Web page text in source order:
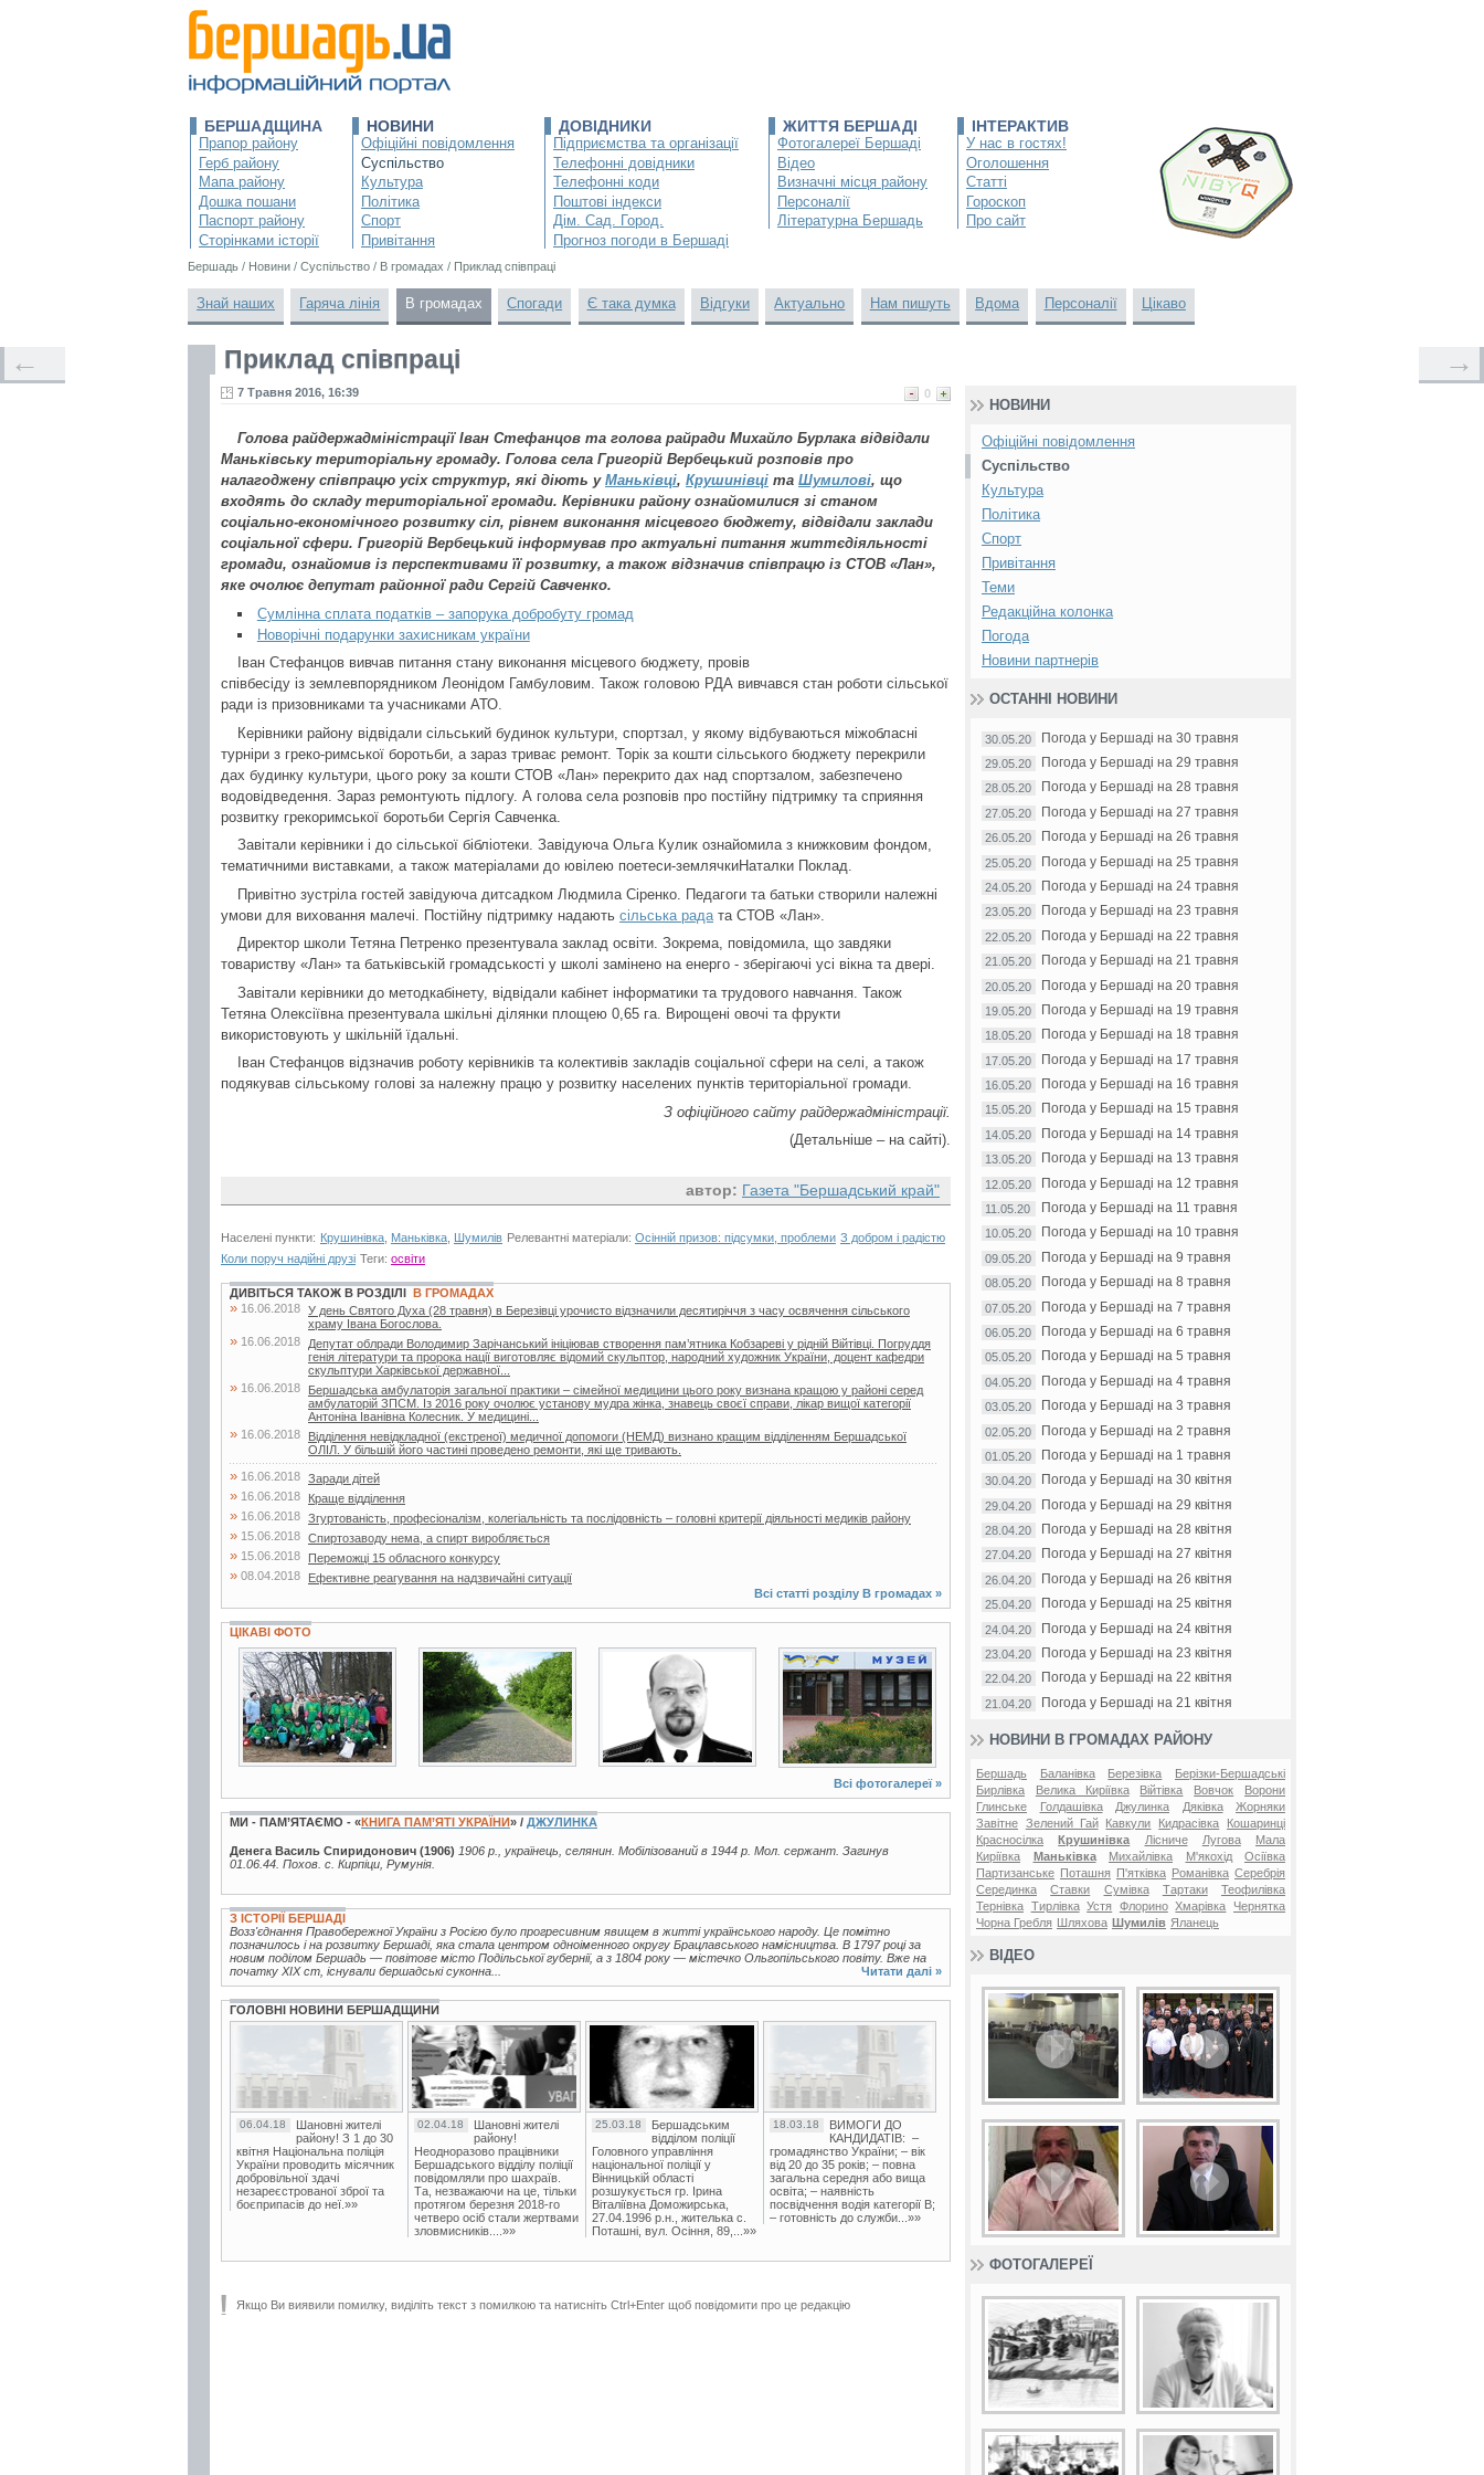
БЕРШАДЩИНА
Прапор району
Герб району
Мапа району
Дошка пошани
Паспорт району
Сторінками історії
НОВИНИ
Офіційні повідомлення
Суспільство
Культура
Політика
Спорт
Привітання
ДОВІДНИКИ
Підприємства та організації
Телефонні довідники
Телефонні коди
Поштові індекси
Дім. Сад. Город.
Прогноз погоди в Бершаді
ЖИТТЯ БЕРШАДІ
Фотогалереї Бершаді
Відео
Визначні місця району
Персоналії
Літературна Бершадь
ІНТЕРАКТИВ
У нас в гостях!
Оголошення
Статті
Гороскоп
Про сайт
Бершадь / Новини / Суспільство / В громадах / Приклад співпраці
Знай наших Гаряча лінія В громадах Спогади Є така думка Відгуки Актуально Нам пишуть Вдома Персоналії Цікаво
Приклад співпраці
0
7 Травня 2016, 16:39
Голова райдержадміністрації Іван Стефанцов та голова райради Михайло Бурлака відвідали
Маньківську територіальну громаду. Голова села Григорій Вербецький розповів про
налагоджену співпрацю усіх структур, які діють у Маньківці, Крушинівці та Шумилові, що
входять до складу територіальної громади. Керівники району ознайомилися зі станом
соціально-економічного розвитку сіл, рівнем виконання місцевого бюджету, відвідали заклади
соціальної сфери. Григорій Вербецький інформував про актуальні питання життєдіяльності
громади, ознайомив із перспективами її розвитку, а також відзначив співпрацю із СТОВ «Лан»,
яке очолює депутат районної ради Сергій Савченко.
Сумлінна сплата податків – запорука добробуту громад
Новорічні подарунки захисникам україни
Іван Стефанцов вивчав питання стану виконання місцевого бюджету, провів
співбесіду із землевпорядником Леонідом Гамбуловим. Також головою РДА вивчався стан роботи сільської
ради із призовниками та учасниками АТО.
Керівники району відвідали сільський будинок культури, спортзал, у якому відбуваються міжобласні
турніри з греко-римської боротьби, а зараз триває ремонт. Торік за кошти сільського бюджету перекрили
дах будинку культури, цього року за кошти СТОВ «Лан» перекрито дах над спортзалом, забезпечено
водовідведення. Зараз ремонтують підлогу. А голова села розповів про постійну підтримку та сприяння
розвитку грекоримської боротьби Сергія Савченка.
Завітали керівники і до сільської бібліотеки. Завідуюча Ольга Кулик ознайомила з книжковим фондом,
тематичними виставками, а також матеріалами до ювілею поетеси-землячкиНаталки Поклад.
Привітно зустріла гостей завідуюча дитсадком Людмила Сіренко. Педагоги та батьки створили належні
умови для виховання малечі. Постійну підтримку надають сільська рада та СТОВ «Лан».
Директор школи Тетяна Петренко презентувала заклад освіти. Зокрема, повідомила, що завдяки
товариству «Лан» та батьківській громадськості у школі замінено на енерго - зберігаючі усі вікна та двері.
Завітали керівники до методкабінету, відвідали кабінет інформатики та трудового навчання. Також
Тетяна Олексіївна презентувала шкільні ділянки площею 0,65 га. Вирощені овочі та фрукти
використовують у шкільній їдальні.
Іван Стефанцов відзначив роботу керівників та колективів закладів соціальної сфери на селі, а також
подякував сільському голові за належну працю у розвитку населених пунктів територіальної громади.
З офіційного сайту райдержадміністрації.
(Детальніше – на сайті).
автор: Газета "Бершадський край"
Населені пункти: Крушинівка Маньківка Шумилів Релевантні матеріали: Осінній призов: підсумки, проблеми З добром і радістю
Коли поруч надійні друзі Теги: освіти
← →
ДИВІТЬСЯ ТАКОЖ В РОЗДІЛІ В ГРОМАДАХ
» 16.06.2018 У день Святого Духа (28 травня) в Березівці урочисто відзначили десятиріччя з часу освячення сільського
храму Івана Богослова.
» 16.06.2018
Депутат облради Володимир Зарічанський ініціював створення пам’ятника Кобзареві у рідній Війтівці. Погруддя
генія літератури та пророка нації виготовляє відомий скульптор, народний художник України, доцент кафедри
скульптури Харківської державної...
» 16.06.2018
Бершадська амбулаторія загальної практики – сімейної медицини цього року визнана кращою у районі серед
амбулаторій ЗПСМ. Із 2016 року очолює установу мудра жінка, знавець своєї справи, лікар вищої категорії
Антоніна Іванівна Колесник. У медицині...
» 16.06.2018
Відділення невідкладної (екстреної) медичної допомоги (НЕМД) визнано кращим відділенням Бершадської
ОЛІЛ. У більшій його частині проведено ремонти, які ще тривають.
» 16.06.2018 Заради дітей
» 16.06.2018 Краще відділення
» 16.06.2018 Згуртованість, професіоналізм, колегіальність та послідовність – головні критерії діяльності медиків району
» 15.06.2018 Спиртозаводу нема, а спирт виробляється
» 15.06.2018 Переможці 15 обласного конкурсу
» 08.04.2018
Ефективне реагування на надзвичайні ситуації
Всі статті розділу В громадах »
ЦІКАВІ ФОТО
5 фото 11 фото 2 фото 13 фото
Всі фотогалереї »
МИ - ПАМ’ЯТАЄМО - «КНИГА ПАМ’ЯТІ УКРАЇНИ» / ДЖУЛИНКА
Денега Василь Спиридонович (1906) 1906 р., українець, селянин. Мобілізований в 1944 р. Мол. сержант. Загинув
01.06.44. Похов. с. Кирпіци, Румунія.
З ІСТОРІЇ БЕРШАДІ
Возз'єднання Правобережної України з Росією було прогресивним явищем в житті українського народу. Це помітно
позначилось і на розвитку Бершаді, яка стала центром одноіменного округу Брацлавського намісництва. В 1797 році за
новим поділом Бершадь — повітове місто Подільської губернії, а з 1804 року — містечко Ольгопільського повіту. Вже на
початку XIX ст, існували бершадські суконна...
Читати далі »
ГОЛОВНІ НОВИНИ БЕРШАДЩИНИ
06.04.18
Шановні жителі
району! З 1 до 30
квітня Національна поліція
України проводить місячник
добровільної здачі
незареєстрованої зброї та
боєприпасів до неї.»»
02.04.18
Шановні жителі
району!
Неодноразово працівники
Бершадського відділу поліції
повідомляли про шахраїв.
Та, незважаючи на це, тільки
протягом березня 2018-го
четверо осіб стали жертвами
зловмисників....»»
25.03.18
Бершадським
відділом поліції
Головного управління
національної поліції у
Вінницькій області
розшукується гр. Ірина
Віталіївна Доможирська,
27.04.1996 р.н., жителька с.
Поташні, вул. Осіння, 89,...»»
18.03.18
ВИМОГИ ДО
КАНДИДАТІВ: –
громадянство України; – вік
від 20 до 35 років; – повна
загальна середня або вища
освіта; – наявність
посвідчення водія категорії В;
– готовність до служби...»»
Якщо Ви виявили помилку, виділіть текст з помилкою та натисніть Ctrl+Enter щоб повідомити про це редакцію
НОВИНИ
Офіційні повідомлення
Суспільство
Культура
Політика
Спорт
Привітання
Теми
Редакційна колонка
Погода
Новини партнерів
ОСТАННІ НОВИНИ
30.05.20 Погода у Бершаді на 30 травня
29.05.20 Погода у Бершаді на 29 травня
28.05.20 Погода у Бершаді на 28 травня
27.05.20 Погода у Бершаді на 27 травня
26.05.20 Погода у Бершаді на 26 травня
25.05.20 Погода у Бершаді на 25 травня
24.05.20 Погода у Бершаді на 24 травня
23.05.20 Погода у Бершаді на 23 травня
22.05.20 Погода у Бершаді на 22 травня
21.05.20 Погода у Бершаді на 21 травня
20.05.20 Погода у Бершаді на 20 травня
19.05.20 Погода у Бершаді на 19 травня
18.05.20 Погода у Бершаді на 18 травня
17.05.20 Погода у Бершаді на 17 травня
16.05.20 Погода у Бершаді на 16 травня
15.05.20 Погода у Бершаді на 15 травня
14.05.20 Погода у Бершаді на 14 травня
13.05.20 Погода у Бершаді на 13 травня
12.05.20 Погода у Бершаді на 12 травня
11.05.20 Погода у Бершаді на 11 травня
10.05.20 Погода у Бершаді на 10 травня
09.05.20 Погода у Бершаді на 9 травня
08.05.20 Погода у Бершаді на 8 травня
07.05.20 Погода у Бершаді на 7 травня
06.05.20 Погода у Бершаді на 6 травня
05.05.20 Погода у Бершаді на 5 травня
04.05.20 Погода у Бершаді на 4 травня
03.05.20 Погода у Бершаді на 3 травня
02.05.20 Погода у Бершаді на 2 травня
01.05.20 Погода у Бершаді на 1 травня
30.04.20 Погода у Бершаді на 30 квітня
29.04.20 Погода у Бершаді на 29 квітня
28.04.20 Погода у Бершаді на 28 квітня
27.04.20 Погода у Бершаді на 27 квітня
26.04.20 Погода у Бершаді на 26 квітня
25.04.20 Погода у Бершаді на 25 квітня
24.04.20 Погода у Бершаді на 24 квітня
23.04.20 Погода у Бершаді на 23 квітня
22.04.20 Погода у Бершаді на 22 квітня
21.04.20 Погода у Бершаді на 21 квітня
НОВИНИ В ГРОМАДАХ РАЙОНУ
Бершадь Баланівка Березівка
Берізки-Бершадські
Бирлівка
Велика Киріївка Війтівка Вовчок
Ворони
Глинське
Голдашівка Джулинка Дяківка
Жорняки
Завітне Зелений Гай Кавкули Кидрасівка
Кошаринці
Красносілка
Крушинівка Лісниче Лугова
Мала
Киріївка
Маньківка Михайлівка М'якохід
Осіївка
Партизанське Поташня П'ятківка Романівка Серебрія
Серединка
Ставки Сумівка Тартаки
Теофилівка
Тернівка Тирлівка Устя Флорино Хмарівка
Чернятка
Чорна Гребля
Шляхова Шумилів Яланець
ВІДЕО
ФОТОГАЛЕРЕЇ